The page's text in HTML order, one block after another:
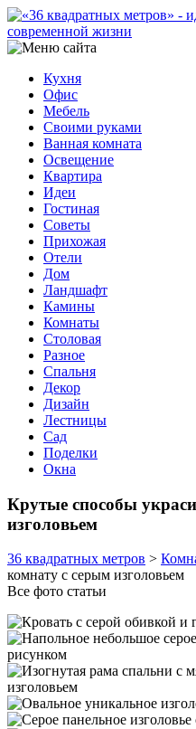
Кухня
Офис
Мебель
Своими руками
Ванная комната
Освещение
Квартира
Идеи
Гостиная
Советы
Прихожая
Отели
Дом
Ландшафт
Камины
Комнаты
Столовая
Разное
Спальня
Декор
Дизайн
Лестницы
Сад
Поделки
Окна
Крутые способы
изголовьем
36 квадратных метров >
комнату с серым изголовьем
Все фото статьи